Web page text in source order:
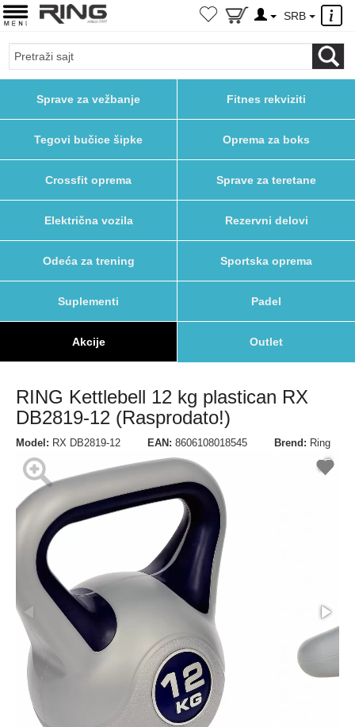
×
SRB
Sprave za vežbanje Fitnes rekviziti
Tegovi bučice šipke Oprema za boks
Crossfit oprema Sprave za teretane
Električna vozila Rezervni delovi
Odeća za trening Sportska oprema
Suplementi Padel
Akcije Outlet
RING Kettlebell 12 kg plastican RX
DB2819-12 (Rasprodato!)
Model: RX DB2819-12 EAN: 8606108018545 Brend: Ring